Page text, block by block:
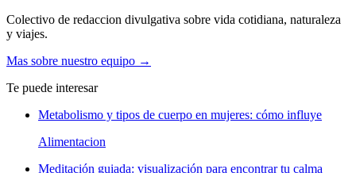
Colectivo de redaccion divulgativa sobre vida cotidiana, naturaleza
y viajes.
Mas sobre nuestro equipo →
Te puede interesar
Metabolismo y tipos de cuerpo en mujeres: cómo influye
Alimentacion
Meditación guiada: visualización para encontrar tu calma